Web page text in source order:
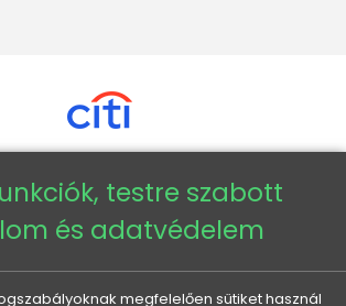
Copyright © 2026 - Veneti™
Veneti HU
testre szabott
és adatvédelem
megfelelően sütiket használ